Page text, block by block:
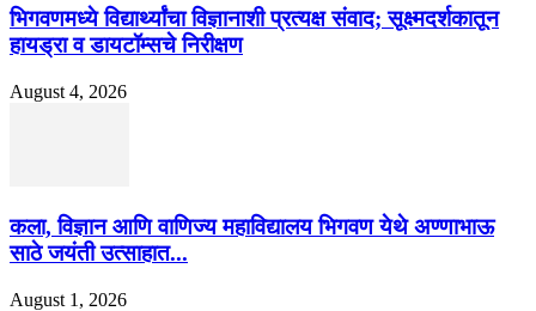
भिगवणमध्ये विद्यार्थ्यांचा विज्ञानाशी प्रत्यक्ष संवाद; सूक्ष्मदर्शकातून
हायड्रा व डायटॉम्सचे निरीक्षण
August 4, 2026
कला, विज्ञान आणि वाणिज्य महाविद्यालय भिगवण येथे अण्णाभाऊ
साठे जयंती उत्साहात...
August 1, 2026